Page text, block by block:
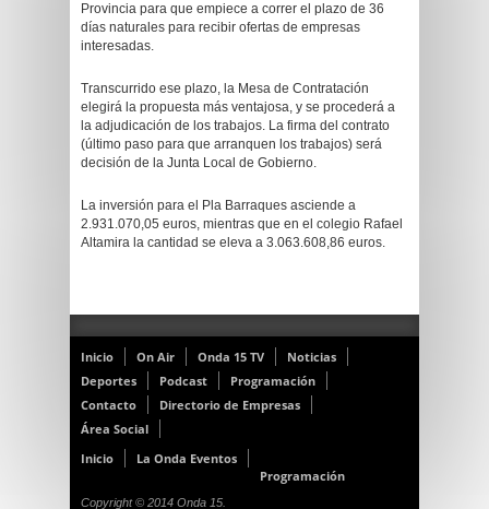
Provincia para que empiece a correr el plazo de 36
días naturales para recibir ofertas de empresas
interesadas.
Transcurrido ese plazo, la Mesa de Contratación
elegirá la propuesta más ventajosa, y se procederá a
la adjudicación de los trabajos. La firma del contrato
(último paso para que arranquen los trabajos) será
decisión de la Junta Local de Gobierno.
La inversión para el Pla Barraques asciende a
2.931.070,05 euros, mientras que en el colegio Rafael
Altamira la cantidad se eleva a 3.063.608,86 euros.
Inicio On Air Onda 15 TV
Noticias
Deportes
Podcast
Programación
Contacto
Directorio de Empresas
Área Social
Inicio
La Onda Eventos
Programación
Copyright © 2014 Onda 15.